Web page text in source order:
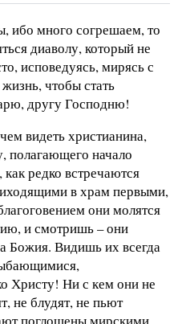
ибо много согрешаем, то
диаволу, который не
исповедуясь, мирясь с
чтобы стать
другу Господню!
видеть христианина,
полагающего начало
редко встречаются
в храм первыми,
они молятся
и смотришь – они
Божия. Видишь их всегда
Христу! Ни с кем они не
не блудят, не пьют
поглощены мирскими